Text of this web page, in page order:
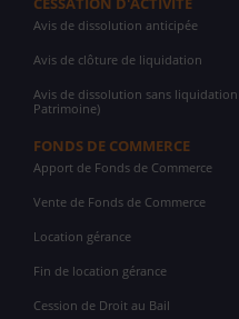
Avis de dissolution anticipée
Avis de clôture de liquidation
Avis de dissolution sans
Patrimoine)
FONDS DE COMMERCE
Apport de Fonds de Commerce
Vente de Fonds de Commerce
Location gérance
Fin de location gérance
Cession de Droit au Bail